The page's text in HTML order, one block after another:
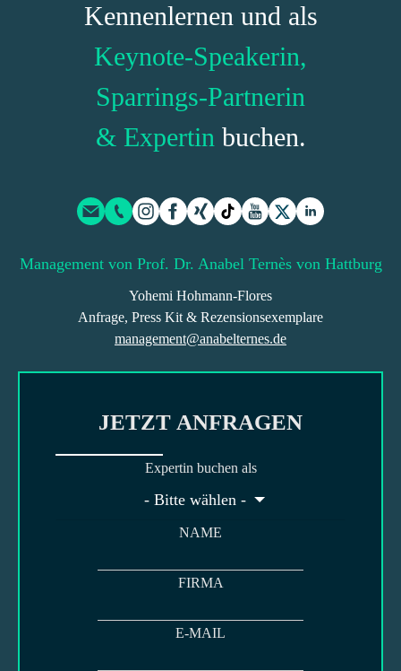
Kennenlernen und als
Keynote-Speakerin,
Sparrings-Partnerin
& Expertin buchen.
Management von Prof. Dr. Anabel Ternès von Hattburg
Yohemi Hohmann-Flores
Anfrage, Press Kit & Rezensionsexemplare
management@anabelternes.de
JETZT ANFRAGEN
Expertin buchen als
- Bitte wählen -
NAME
FIRMA
E-MAIL